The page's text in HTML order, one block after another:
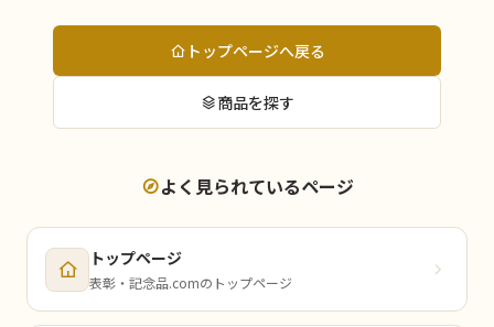
トップページへ戻る
商品を探す
よく見られているページ
トップページ
表彰・記念品.comのトップページ